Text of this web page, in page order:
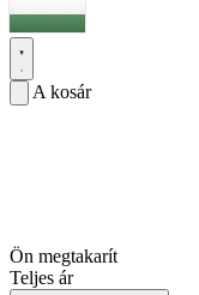
A kosár
Ön megtakarít
Teljes ár